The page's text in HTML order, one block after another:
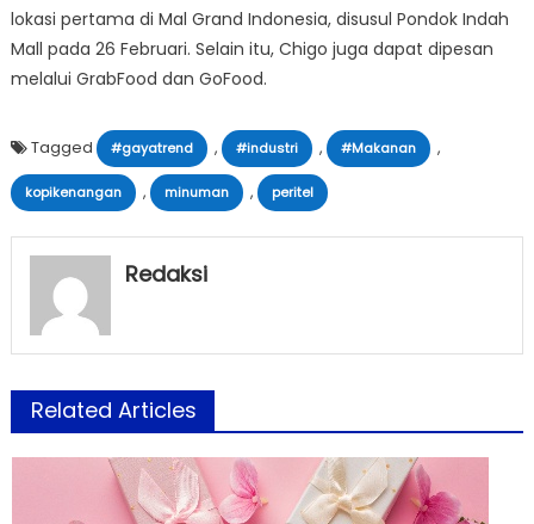
lokasi pertama di Mal Grand Indonesia, disusul Pondok Indah
Mall pada 26 Februari. Selain itu, Chigo juga dapat dipesan
melalui GrabFood dan GoFood.
Tagged #gayatrend , #industri , #Makanan ,
kopikenangan , minuman , peritel
Redaksi
Related Articles